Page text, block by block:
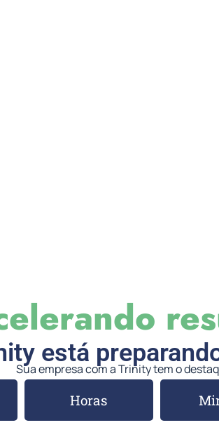
está
Sua empresa com a Trinity tem o
Horas